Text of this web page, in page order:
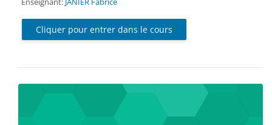
Cliquer pour entrer dans le cours